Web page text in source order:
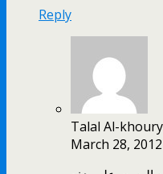
Reply
Talal Al-khoury
March 28, 2012